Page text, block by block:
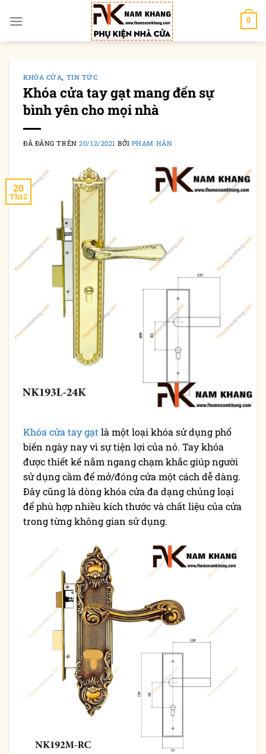
đến
0
KHÓA CỬA, TIN TỨC
Khóa cửa tay gạt mang đến sự
bình yên cho mọi nhà
ĐÃ ĐĂNG TRÊN20/12/2021 BỞI PHẠM HÂN
20
Th12
Khóa cửa tay gạt là một loại khóa sử dụng phổ
biến ngày nay vì sự tiện lợi của nó. Tay khóa
được thiết kế nằm ngang chạm khắc giúp người
sử dụng cầm để mở/đóng cửa một cách dễ dàng.
Đây cũng là dòng khóa cửa đa dạng chủng loại
để phù hợp nhiều kích thước và chất liệu của cửa
trong từng không gian sử dụng.